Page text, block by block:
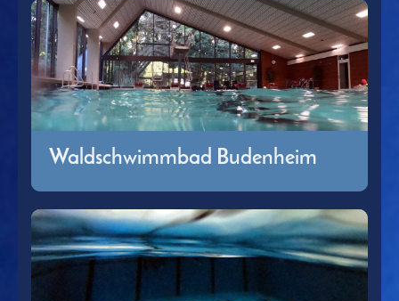
Waldschwimmbad Budenheim